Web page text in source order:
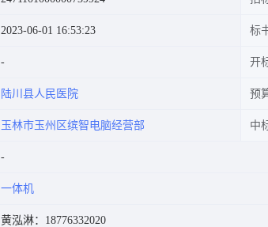
2023-06-01 16:53:23 标
开
陆川县人民医院 预
玉林市玉州区缤智电脑经营部 中
一体机
黄泓淋：18776332020